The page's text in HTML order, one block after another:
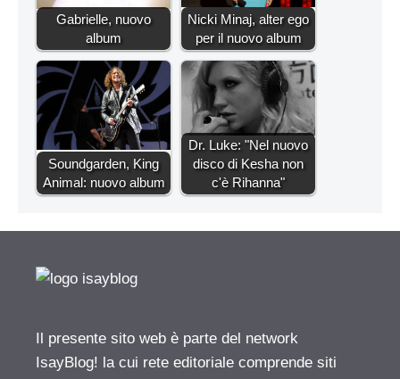
Gabrielle, nuovo
album
Nicki Minaj, alter ego
per il nuovo album
Soundgarden, King
Animal: nuovo album
Dr. Luke: "Nel nuovo
disco di Kesha non
c'è Rihanna"
Il presente sito web è parte del network
IsayBlog! la cui rete editoriale comprende siti